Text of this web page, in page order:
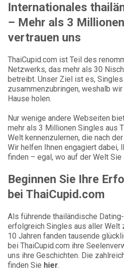
Internationales
– Mehr als 3
vertrauen uns
ThaiCupid.com ist Teil des
Netzwerks, das mehr als 30
betreibt. Unser Ziel ist es,
zusammenzubringen, weshalb wir
Hause holen.
Nur wenige andere Webseiten
mehr als 3 Millionen Singles aus
Welt kennenzulernen, die nach
Wir helfen Ihnen engagiert dabei,
finden – egal, wo auf der Welt Sie
Beginnen Sie Ihre
bei ThaiCupid.com
Als führende thailändische
erfolgreich Singles aus aller Welt
10 Jahren fanden tausende
bei ThaiCupid.com ihre
uns ihre Geschichten. Die
finden Sie hier.